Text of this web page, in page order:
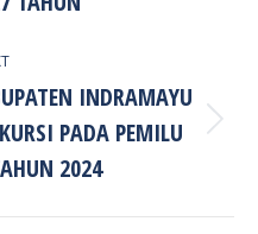
INDRAMAYU
PADA PEMILU
2024